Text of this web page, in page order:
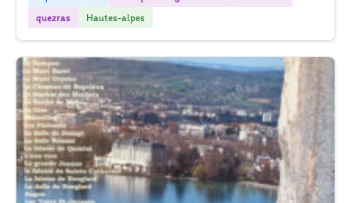
quezras
Hautes-alpes